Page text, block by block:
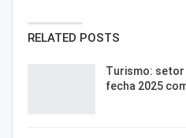
RELATED POSTS
Turismo: setor
fecha 2025